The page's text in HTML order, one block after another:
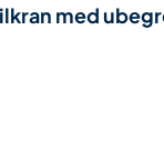
med